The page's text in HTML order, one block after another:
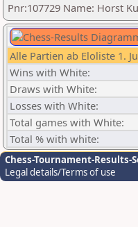
Pnr:107729 Name: Horst
Alle Partien ab Eloliste 1.
Wins with White:
Draws with White:
Losses with White:
Total games with White:
Total % with white:
Chess-Tournament-Results-
Legal details/Terms of use